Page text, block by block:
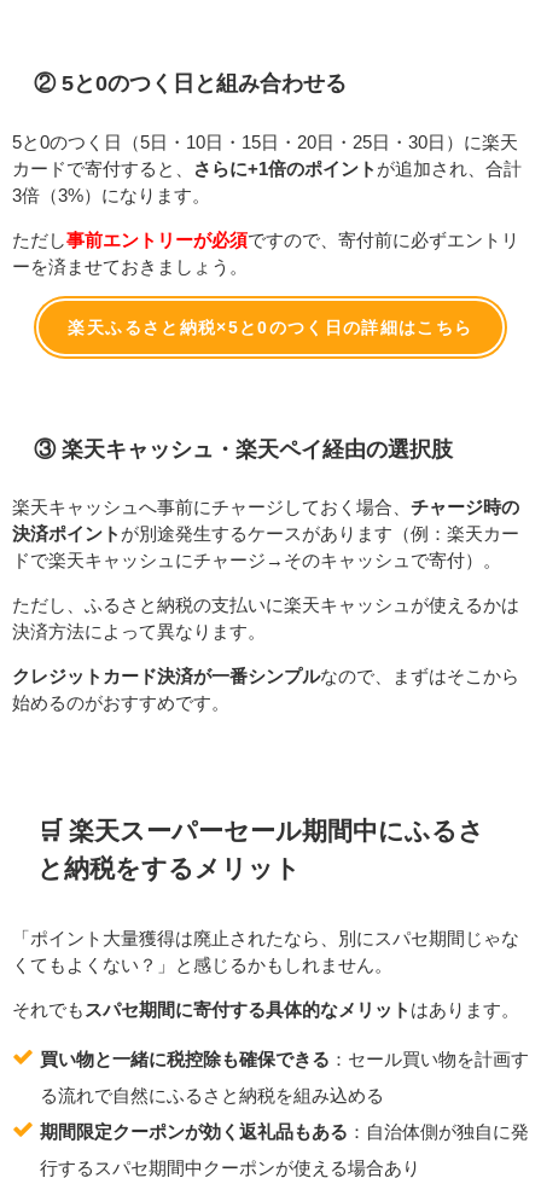
② 5と0のつく日と組み合わせる
5と0のつく日（5日・10日・15日・20日・25日・30日）に楽天
カードで寄付すると、
さらに+1倍のポイント が追加され、合計
3倍（3%）になります。
ただし 事前エントリーが必須ですので、寄付前に必ずエントリ
ーを済ませておきましょう。
楽天ふるさと納税×5と0のつく日の詳細はこちら
③ 楽天キャッシュ・楽天ペイ経由の選択肢
楽天キャッシュへ事前にチャージしておく場合、 チャージ時の
決済ポイント が別途発生するケースがあります（例：楽天カー
ドで楽天キャッシュにチャージ→そのキャッシュで寄付）。
ただし、ふるさと納税の支払いに楽天キャッシュが使えるかは
決済方法によって異なります。
クレジットカード決済が一番シンプルなので、まずはそこから
始めるのがおすすめです。
🛒 楽天スーパーセール期間中にふるさ
と納税をするメリット
「ポイント大量獲得は廃止されたなら、別にスパセ期間じゃな
くてもよくない？」と感じるかもしれません。
それでも スパセ期間に寄付する具体的なメリット はあります。
買い物と一緒に税控除も確保できる ：セール買い物を計画す
る流れで自然にふるさと納税を組み込める
期間限定クーポンが効く返礼品もある ：自治体側が独自に発
行するスパセ期間中クーポンが使える場合あり